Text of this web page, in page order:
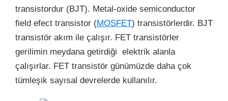
transistordur (BJT). Metal-oxide semiconductor
field efect transistor (MOSFET) transistörlerdir. BJT
transistör akım ile çalışır. FET transistörler
gerilimin meydana getirdiği elektrik alanla
çalışırlar. FET transistör günümüzde daha çok
tümleşik sayısal devrelerde kullanılır.